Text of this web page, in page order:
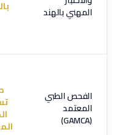
المهني بالهند
الفحص الطبي
المعتمد
(GAMCA)